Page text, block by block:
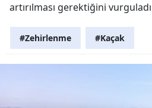
artırılması gerektiğini
#Zehirlenme #Kaçak